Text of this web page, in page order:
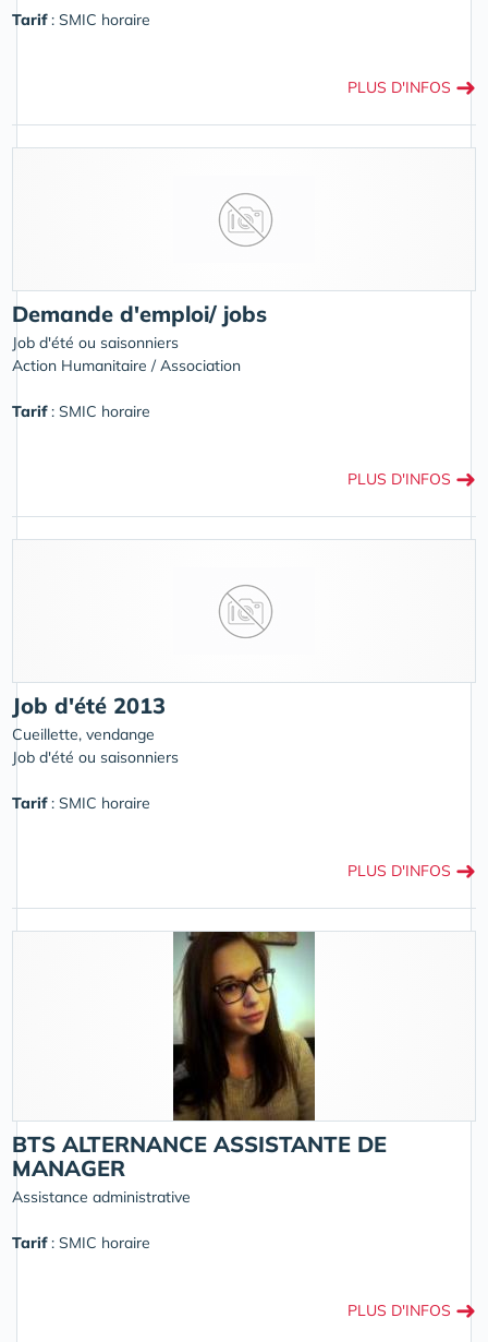
Tarif: SMIC horaire
PLUS D'INFOS ➜
Demande d'emploi/ jobs
Job d'été ou saisonniers
Action Humanitaire / Association
Tarif: SMIC horaire
PLUS D'INFOS ➜
Job d'été 2013
Cueillette, vendange
Job d'été ou saisonniers
Tarif: SMIC horaire
PLUS D'INFOS ➜
BTS ALTERNANCE ASSISTANTE DE
MANAGER
Assistance administrative
Tarif: SMIC horaire
PLUS D'INFOS ➜